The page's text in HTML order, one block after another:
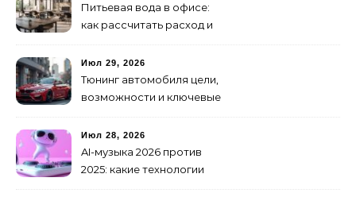
Питьевая вода в офисе:
как рассчитать расход и
Июл 29, 2026
Тюнинг автомобиля цели,
возможности и ключевые
транспортных средств
Июл 28, 2026
AI-музыка 2026 против
2025: какие технологии